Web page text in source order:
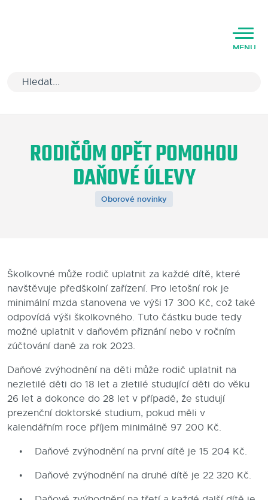
MENU
Varianty software
Školení
Blog
Kontakty
RODIČŮM OPĚT POMOHOU
DAŇOVÉ ÚLEVY
Oborové novinky
Školkovné může rodič uplatnit za každé dítě, které
navštěvuje předškolní zařízení. Pro letošní rok je
minimální mzda stanovena ve výši 17 300 Kč, což také
odpovídá výši školkovného. Tuto částku bude tedy
možné uplatnit v daňovém přiznání nebo v ročním
zúčtování daně za rok 2023.
Daňové zvýhodnění na děti může rodič uplatnit na
nezletilé děti do 18 let a zletilé studující děti do věku
26 let a dokonce do 28 let v případě, že studují
prezenční doktorské studium, pokud měli v
kalendářním roce příjem minimálně 97 200 Kč.
• Daňové zvýhodnění na první dítě je 15 204 Kč.
• Daňové zvýhodnění na druhé dítě je 22 320 Kč.